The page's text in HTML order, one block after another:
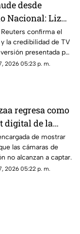
desde
Nacional: Liz
intentó
estudio de
sobre la
de TV
confirma el
la credibilidad de TV
presentada por
fue cuestionada al
2026 05:23 p. m.
regresa como
digital de la
temporada de
VIP
de mostrar
las cámaras de
no alcanzan a captar.
2026 05:22 p. m.